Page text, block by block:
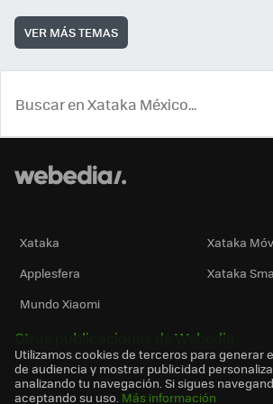
VER MÁS TEMAS
Xataka
Xataka
Applesfera
Xataka
Mundo Xiaomi
Otras publicaciones de Webedia
Utilizamos cookies de terceros para generar
de audiencia y mostrar publicidad
analizando tu navegación. Si sigues
aceptando su uso. Más información